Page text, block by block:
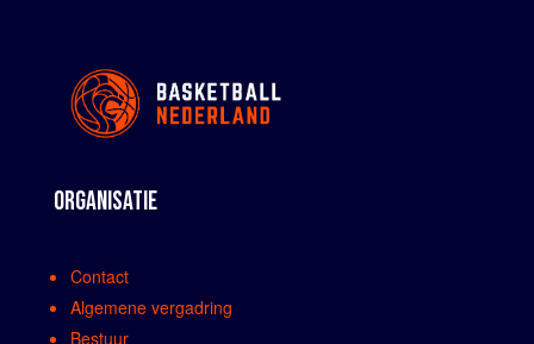
ORGANISATIE
Contact
Algemene vergadring
Bestuur